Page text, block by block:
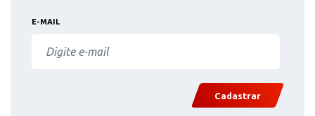
E-MAIL
Cadastrar